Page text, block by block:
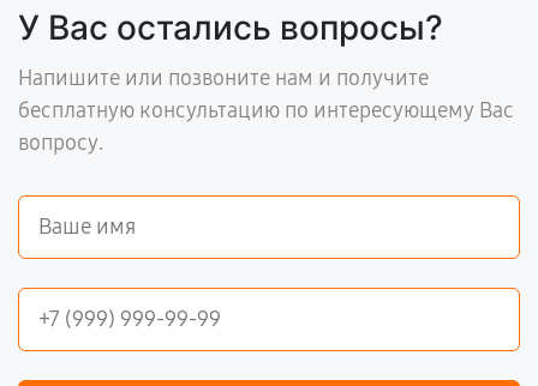
У Вас остались вопросы?
Напишите или позвоните нам и получите
бесплатную консультацию по интересующему Вас
вопросу.